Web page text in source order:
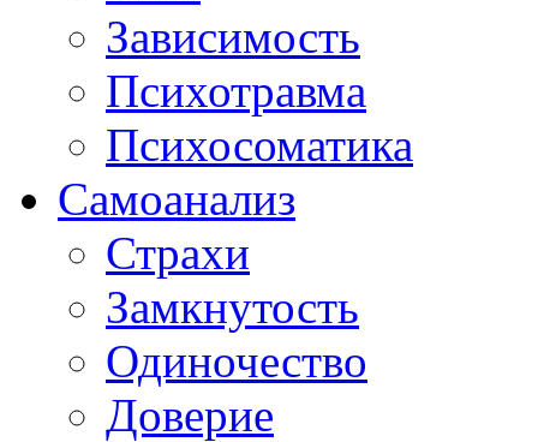
Зависимость
Психотравма
Психосоматика
Самоанализ
Страхи
Замкнутость
Одиночество
Доверие